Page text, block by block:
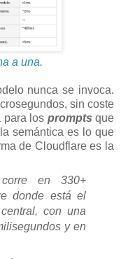
a una.
nunca se invoca.
sin coste
para los prompts que
semántica es lo que
de Cloudflare es la
en 330+
donde está el
con una
y en